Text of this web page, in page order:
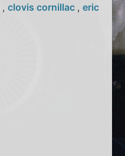
,clovis cornillac ,eric